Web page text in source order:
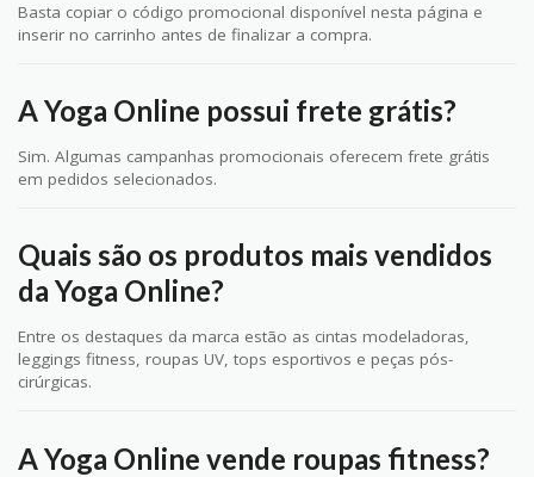
Basta copiar o código promocional disponível nesta página e
inserir no carrinho antes de finalizar a compra.
A Yoga Online possui frete grátis?
Sim. Algumas campanhas promocionais oferecem frete grátis
em pedidos selecionados.
Quais são os produtos mais vendidos
da Yoga Online?
Entre os destaques da marca estão as cintas modeladoras,
leggings fitness, roupas UV, tops esportivos e peças pós-
cirúrgicas.
A Yoga Online vende roupas fitness?